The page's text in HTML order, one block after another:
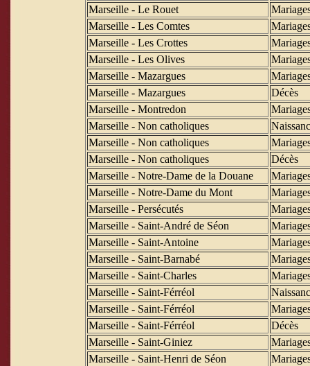
Marseille - Le Rouet
Marseille - Les Comtes
Marseille - Les Crottes
Marseille - Les Olives
Marseille - Mazargues
Marseille - Mazargues
Décès
Marseille - Montredon
Marseille - Non catholiques
Marseille - Non catholiques
Marseille - Non catholiques
Décès
Marseille - Notre-Dame de la Douane
Marseille - Notre-Dame du Mont
Marseille - Persécutés
Marseille - Saint-André de Séon
Marseille - Saint-Antoine
Marseille - Saint-Barnabé
Marseille - Saint-Charles
Marseille - Saint-Férréol
Marseille - Saint-Férréol
Marseille - Saint-Férréol
Décès
Marseille - Saint-Giniez
Marseille - Saint-Henri de Séon